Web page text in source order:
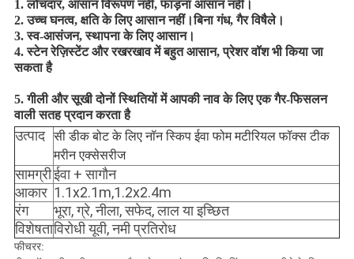
1. लोचदार, आसान विरूपण नहीं, फाड़ना आसान नहीं।
2. उच्च घनत्व, क्षति के लिए आसान नहीं।बिना गंध, गैर विषैले।
3. स्व-आसंजन, स्थापना के लिए आसान।
4. स्टेन रेज़िस्टेंट और रखरखाव में बहुत आसान, प्रेशर वॉश भी किया जा
सकता है
5. गीली और सूखी दोनों स्थितियों में आपकी नाव के लिए एक गैर-फिसलन
वाली सतह प्रदान करता है
उत्पाद सी डीक बोट के लिए नॉन स्किप ईवा फोम मटीरियल फॉक्स टीक
मरीन एक्सेसरीज
सामग्रीईवा + सागौन
आकार 1.1x2.1m,1.2x2.4m
रंग
भूरा, ग्रे, नीला, सफेद, लाल या इच्छित
विशेषताविरोधी यूवी, नमी प्रतिरोध
फीचरर: